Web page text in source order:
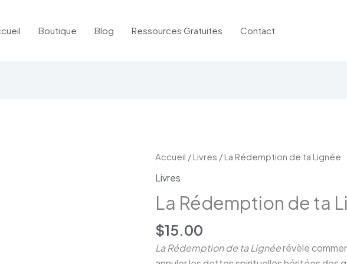
Boutique Blog Ressources Gratuites Contact
Accueil /Livres / La Rédemption de ta Lignée
Livres
La Rédemption de ta
$15.00
La Rédemption de ta Lignéerévèle
quantité
de
Rédemption
ta
Lignée